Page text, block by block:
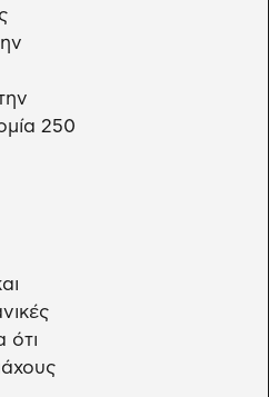
250
ότι